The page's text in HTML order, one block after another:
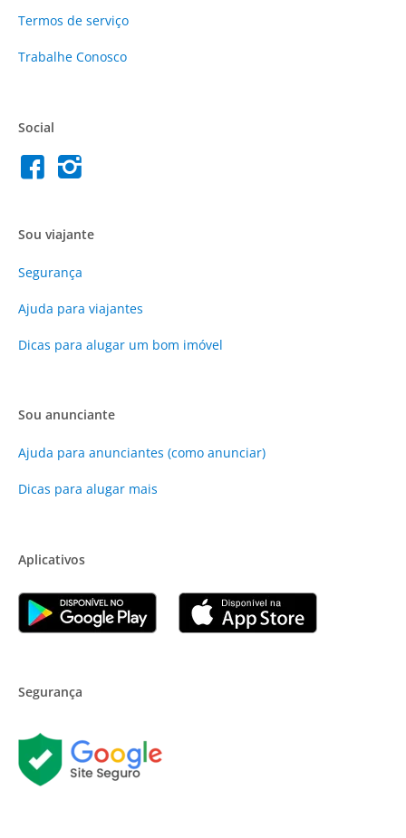
Termos de serviço
Trabalhe Conosco
Social
Sou viajante
Segurança
Ajuda para viajantes
Dicas para alugar um bom imóvel
Sou anunciante
Ajuda para anunciantes (como anunciar)
Dicas para alugar mais
Aplicativos
Segurança